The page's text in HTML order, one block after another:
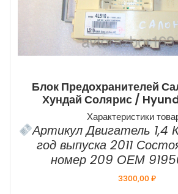
Блок Предохранителей
Хундай Солярис /
Характеристики
Артикул Двигатель 1,4
год выпуска 2011
номер 209 ОЕМ
3300,00₽